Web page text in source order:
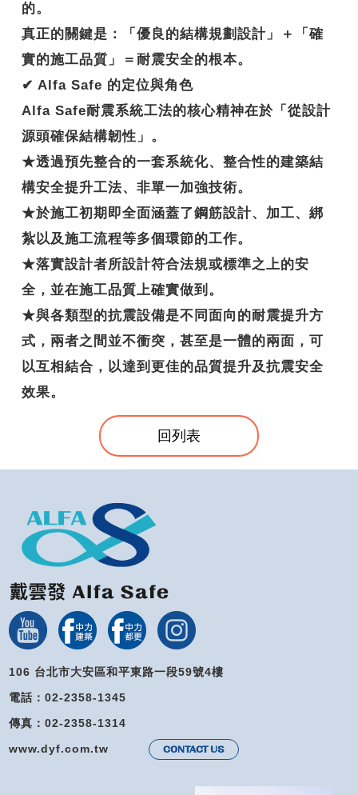
的。
真正的關鍵是：
「優良的結構規劃設計」＋「確
實的施工品質」＝耐震安全的根本。
✔ Alfa Safe 的定位與角色
Alfa Safe耐震系統工法的核心精神在於「從設計
源頭確保結構韌性」。
★透過預先整合的一套系統化、整合性的建築結
構安全提升工法、非單一加強技術。
★於施工初期即全面涵蓋了鋼筋設計、加工、綁
紮以及施工流程等多個環節的工作。
★落實設計者所設計符合法規或標準之上的安
全，並在施工品質上確實做到。
★與各類型的抗震設備是不同面向的耐震提升方
式，兩者之間並不衝突，甚至是一體的兩面，可
以互相結合，以達到更佳的品質提升及抗震安全
效果。
回列表
106 台北市大安區和平東路一段59號4樓
電話：02-2358-1345
傳真：02-2358-1314
www.dyf.com.tw
CONTACT US